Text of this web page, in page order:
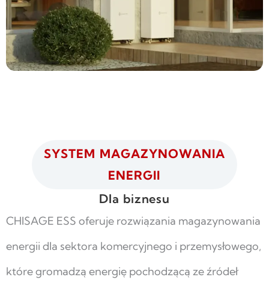
SYSTEM MAGAZYNOWANIA
ENERGII
Dla biznesu
CHISAGE ESS oferuje rozwiązania magazynowania
energii dla sektora komercyjnego i przemysłowego,
które gromadzą energię pochodzącą ze źródeł